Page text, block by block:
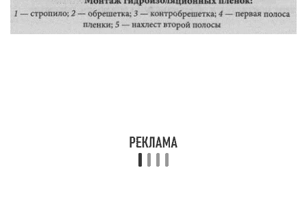
упустить из виду теплоизоляцию, которая
должна быть обустроена в чердачном